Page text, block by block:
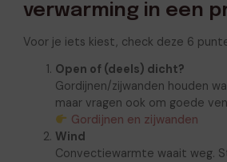
verwarming in een
Voor je iets kiest, check deze 6
Open of (deels) dicht?
Gordijnen/zijwanden houden
maar vragen ook om goede
Gordijnen en zijwanden
Wind
Convectiewarmte waait weg.